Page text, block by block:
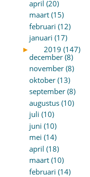
april (20)
maart (15)
februari (12)
januari (17)
►
2019 (147)
december (8)
november (8)
oktober (13)
september (8)
augustus (10)
juli (10)
juni (10)
mei (14)
april (18)
maart (10)
februari (14)